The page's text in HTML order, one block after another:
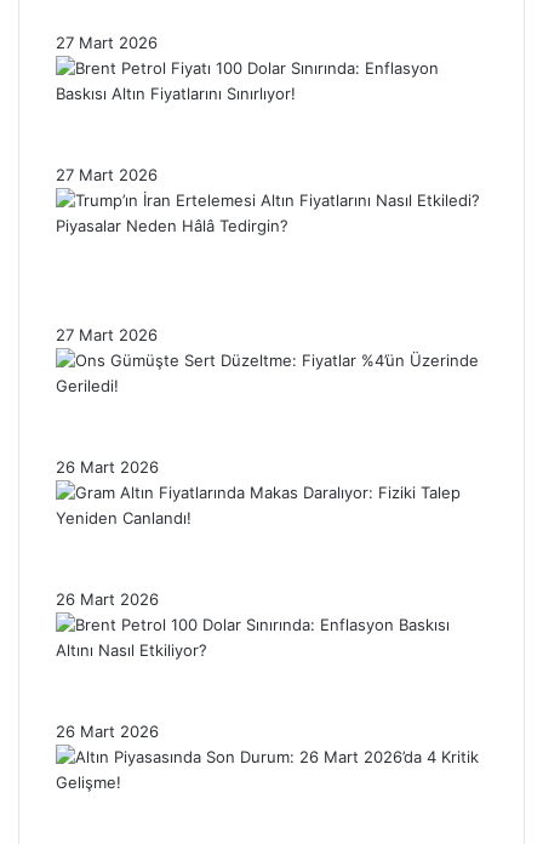
27 Mart 2026
27 Mart 2026
27 Mart 2026
26 Mart 2026
26 Mart 2026
26 Mart 2026